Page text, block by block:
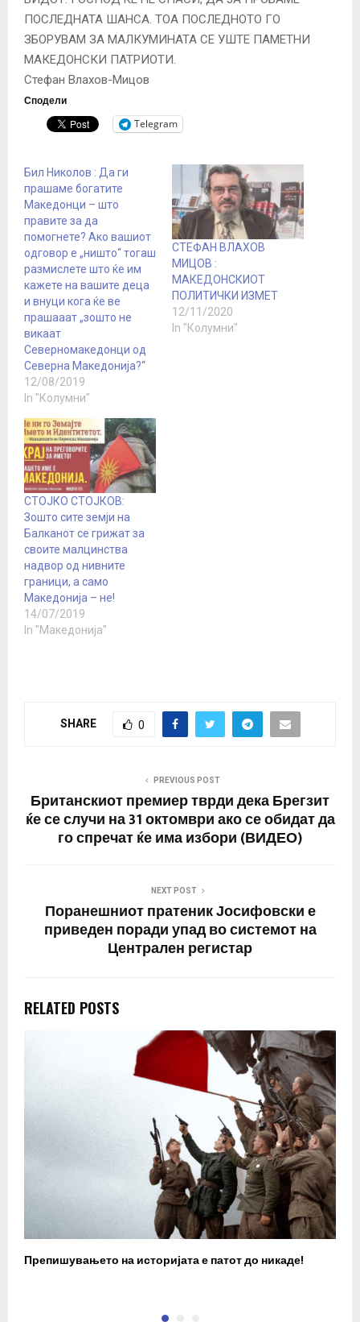
ПОСЛЕДНАТА ШАНСА. ТОА ПОСЛЕДНОТО ГО
ЗБОРУВАМ ЗА МАЛКУМИНАТА СЕ УШТЕ ПАМЕТНИ
МАКЕДОНСКИ ПАТРИОТИ.
Стефан Влахов-Мицов
Сподели
Telegram
Бил Николов : Да ги
прашаме богатите
Македонци – што
правите за да
помогнете? Ако вашиот
одговор е „ништо“ тогаш
размислете што ќе им
кажете на вашите деца
и внуци кога ќе ве
прашааат „зошто не
викаат
Северномакедонци од
Северна Македонија?“
12/08/2019
In "Колумни"
СТЕФАН ВЛАХОВ
МИЦОВ :
МАКЕДОНСКИОТ
ПОЛИТИЧКИ ИЗМЕТ
12/11/2020
In "Колумни"
СТОЈКО СТОЈКОВ:
Зошто сите земји на
Балканот се грижат за
своите малцинства
надвор од нивните
граници, а само
Македонија – не!
14/07/2019
In "Македонија"
SHARE 0
PREVIOUS POST
Британскиот премиер тврди дека Брегзит
ќе се случи на 31 октомври ако се обидат да
го спречат ќе има избори (ВИДЕО)
NEXT POST
Поранешниот пратеник Јосифовски е
приведен поради упад во системот на
Централен регистар
RELATED POSTS
Препишувањето на историјата е патот до никаде!